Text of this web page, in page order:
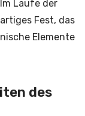
Laufe der
Fest, das
Elemente
des